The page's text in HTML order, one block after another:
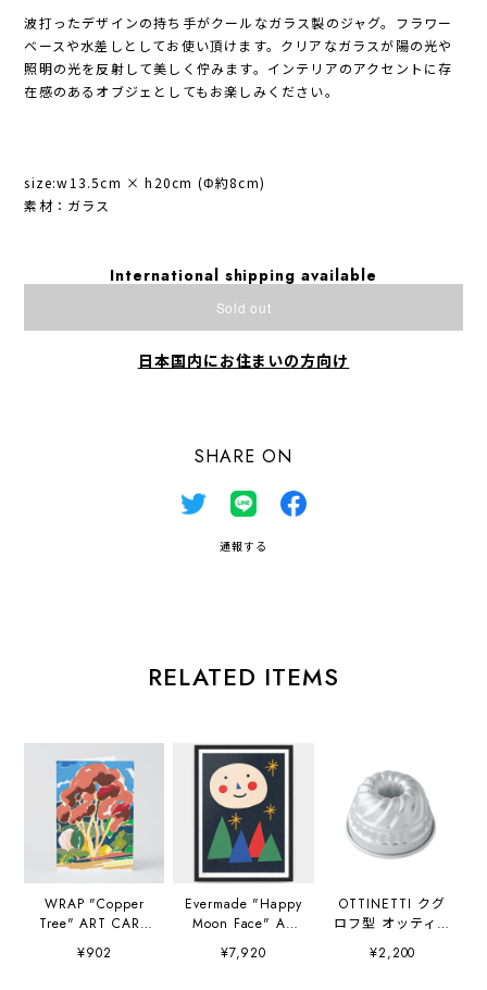
波打ったデザインの持ち手がクールなガラス製のジャグ。フラワー
ベースや水差しとしてお使い頂けます。クリアなガラスが陽の光や
照明の光を反射して美しく佇みます。インテリアのアクセントに存
在感のあるオブジェとしてもお楽しみください。
size:w13.5cm × h20cm (Φ約8cm)
素材：ガラス
International shipping available
Sold out
日本国内にお住まいの方向け
SHARE ON
通報する
RELATED ITEMS
WRAP "Copper
Tree" ART CARD
Artwork by
Charlotte Trounce
¥902
Evermade "Happy
Moon Face" A3
(297×420mm) Art
Print Artwork by
¥7,920
OTTINETTI クグ
ロフ型 オッティネ
ッティ社
¥2,200